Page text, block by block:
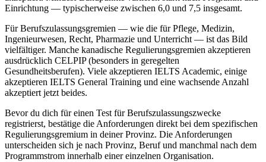
Einrichtung — typischerweise zwischen 6,0 und 7,5 insgesamt.
Für Berufszulassungsgremien — wie die für Pflege, Medizin,
Ingenieurwesen, Recht, Pharmazie und Unterricht — ist das Bild
vielfältiger. Manche kanadische Regulierungsgremien akzeptieren
ausdrücklich CELPIP (besonders in geregelten
Gesundheitsberufen). Viele akzeptieren IELTS Academic, einige
akzeptieren IELTS General Training und eine wachsende Anzahl
akzeptiert jetzt beides.
Bevor du dich für einen Test für Berufszulassungszwecke
registrierst, bestätige die Anforderungen direkt bei dem spezifischen
Regulierungsgremium in deiner Provinz. Die Anforderungen
unterscheiden sich je nach Provinz, Beruf und manchmal nach dem
Programmstrom innerhalb einer einzelnen Organisation.